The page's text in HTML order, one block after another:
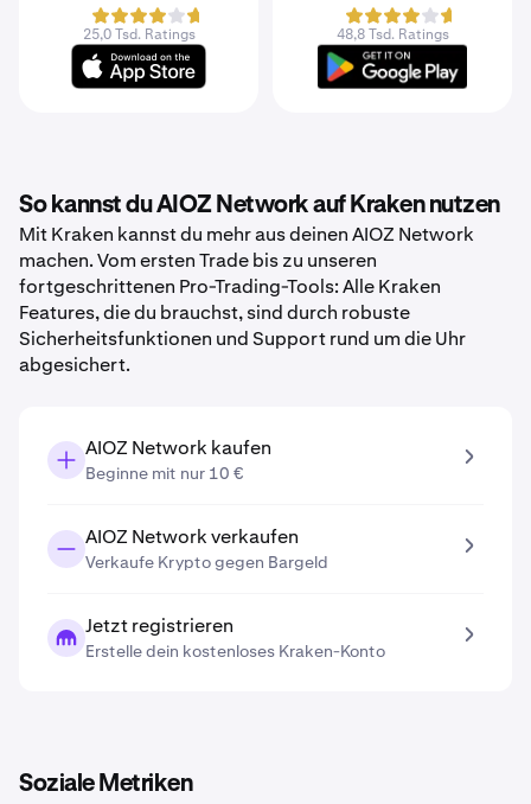
25,0 Tsd. Ratings 48,8 Tsd. Ratings
So kannst du AIOZ Network auf Kraken nutzen
Mit Kraken kannst du mehr aus deinen AIOZ Network
machen. Vom ersten Trade bis zu unseren
fortgeschrittenen Pro-Trading-Tools: Alle Kraken
Features, die du brauchst, sind durch robuste
Sicherheitsfunktionen und Support rund um die Uhr
abgesichert.
AIOZ Network kaufen
Beginne mit nur 10 €
AIOZ Network verkaufen
Verkaufe Krypto gegen Bargeld
Jetzt registrieren
Erstelle dein kostenloses Kraken-Konto
Soziale Metriken